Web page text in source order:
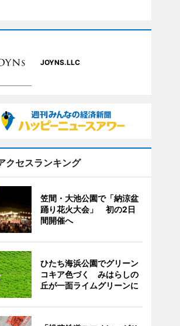
JOYNS.LLC
クセスランキング
笠間・大池公園で「納涼盆
踊り花火大会」 初の2日
間開催へ
ひたち海浜公園でグリーン
コキア色づく みはらしの
丘が一面ライムグリーンに